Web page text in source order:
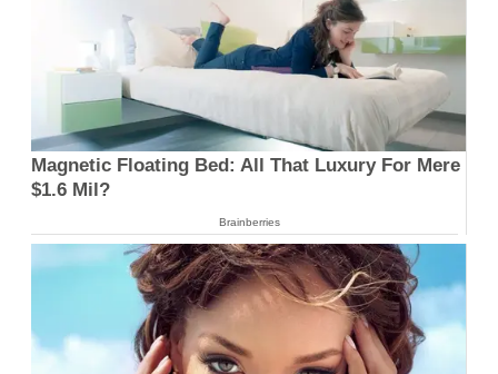
Magnetic Floating Bed: All That Luxury For Mere
$1.6 Mil?
Brainberries